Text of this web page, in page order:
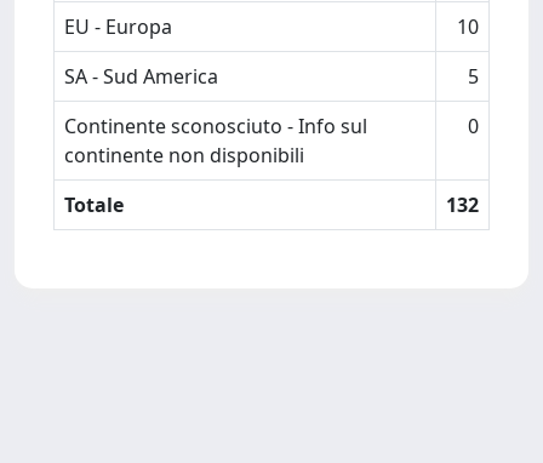
EU - Europa
10
SA - Sud America
5
Continente sconosciuto - Info sul
continente non disponibili
0
Totale 132